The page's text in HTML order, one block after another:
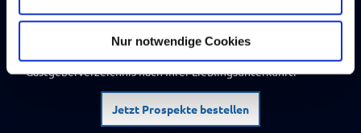
Nur notwendige Cookies
Damit Ihr Urlaub schon jetzt beginnt, verwöhnen Sie sich
Gastgeberverzeichnis nach Ihrer Lieblingsunterkunft.
Jetzt Prospekte bestellen